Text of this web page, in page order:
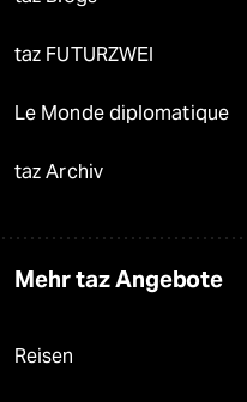
taz FUTURZWEI
Le Monde diplomatique
taz Archiv
Mehr taz Angebote
Reisen